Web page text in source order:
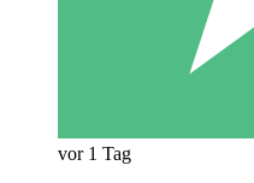
vor 1 Tag